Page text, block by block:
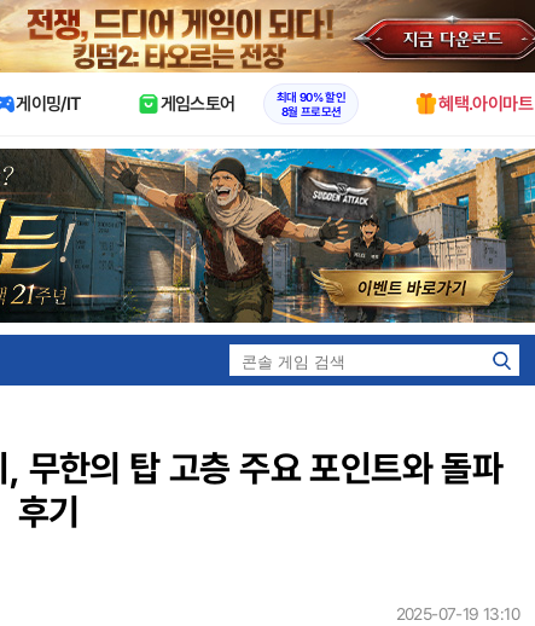
X
게이밍/IT 게임스토어
최대 90% 할인
8월 프로모션
혜택.아이마트
한의 탑 고층 주요 포인트와 돌파
후기
2025-07-19 13:10